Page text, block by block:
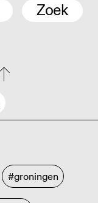
Zoek
#groningen